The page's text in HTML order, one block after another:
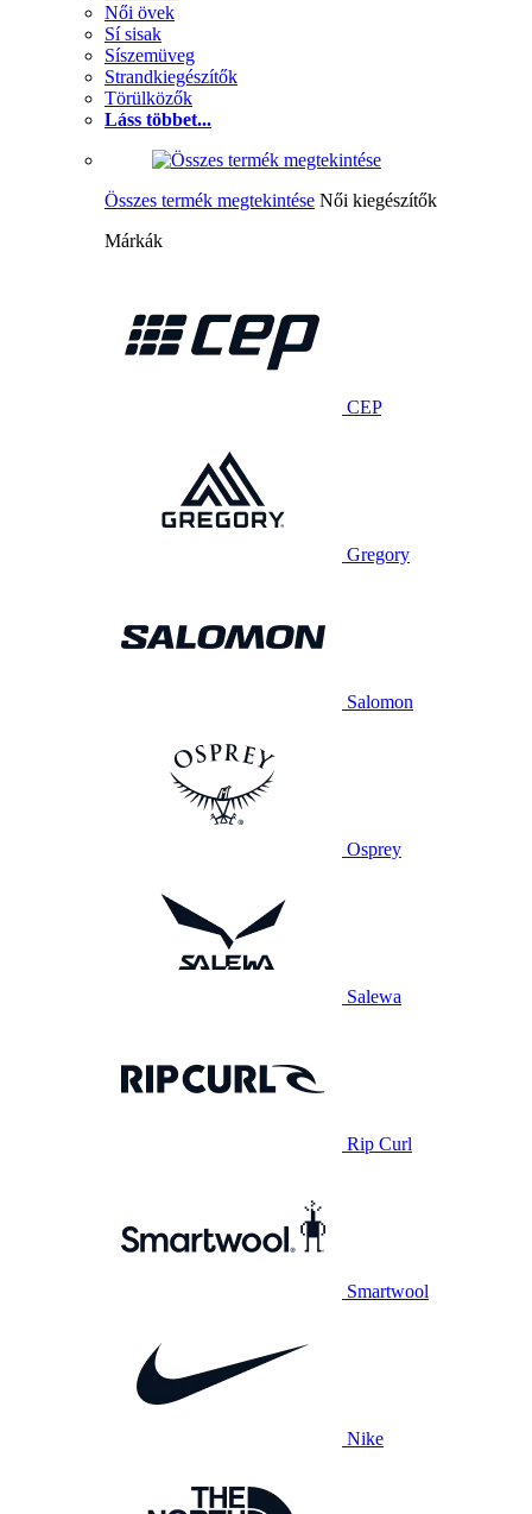
Női övek
Sí sisak
Síszemüveg
Strandkiegészítők
Törülközők
Láss többet...
Összes termék megtekintése Női kiegészítők
Márkák
CEP
Gregory
Salomon
Osprey
Salewa
Rip Curl
Smartwool
Nike